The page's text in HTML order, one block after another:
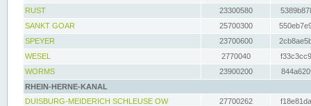
RUST
23300580
SANKT GOAR
25700300
SPEYER
23700600
WESEL
2770040
WORMS
23900200
RHEIN-HERNE-KANAL
DUISBURG-MEIDERICH SCHLEUSE OW
27700262